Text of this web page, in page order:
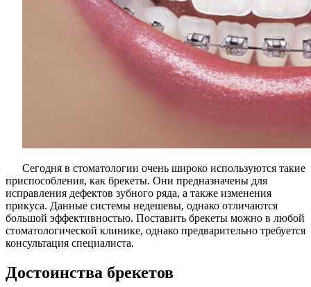
Сегодня в стоматологии очень широко используются такие
приспособления, как брекеты. Они предназначены для
исправления дефектов зубного ряда, а также изменения
прикуса. Данные системы недешевы, однако отличаются
большой эффективностью. Поставить брекеты можно в любой
стоматологической клинике, однако предварительно требуется
консультация специалиста.
Достоинства брекетов